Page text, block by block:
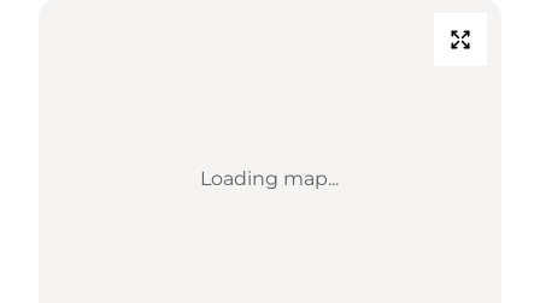
Loading map...